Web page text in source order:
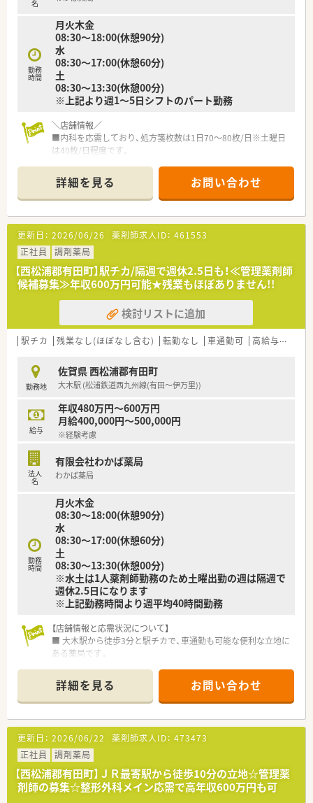
名
勤務
時間
月火木金
08:30～18:00(休憩90分)
水
08:30～17:00(休憩60分)
土
08:30～13:30(休憩00分)
※上記より週1～5日シフトのパート勤務
＼店舗情報／
■内科を応需しており、処方箋枚数は1日70～80枚/日※土曜日
は40枚/日程度です。
■30～40代の方が多く、和気あいあいとした仲の良い雰囲気で
す。
■残業はほぼ無いため、メリハリをつけて就業できます。
■お休みについては週1日～5日以内のなかで相談可能な貴重な
求人です。
■勤続年数30年以上の方もおり、定着率バツグンの店舗です。
＼こんな会社です／
■グループで長崎市内に2店舗と佐賀県に1店舗を展開されてい
ます。
■今後も店舗展開を予定されています。
■地域の方から永く愛されており、代々通われている患者様も多
くいらっしゃいます。
詳細を見る お問い合わせ
更新日： 2026/06/26 薬剤師求人ID： 461553
正社員
調剤薬局
【西松浦郡有田町】駅チカ/隔週で週休2.5日も！≪管理薬剤師
候補募集≫年収600万円可能★残業もほぼありません!!
検討リストに追加
駅チカ 残業なし(ほぼなし含む) 転勤なし 車通勤可 高給与(600万円以上)
勤務地
佐賀県 西松浦郡有田町
大木駅 (松浦鉄道西九州線(有田～伊万里))
給与
年収480万円～600万円
月給400,000円～500,000円
※経験考慮
法人
名
有限会社わかば薬局
わかば薬局
勤務
時間
月火木金
08:30～18:00(休憩90分)
水
08:30～17:00(休憩60分)
土
08:30～13:30(休憩00分)
※水土は1人薬剤師勤務のため土曜出勤の週は隔週で
週休2.5日になります
※上記勤務時間より週平均40時間勤務
【店舗情報と応需状況について】
■ 大木駅から徒歩3分と駅チカで、車通勤も可能な便利な立地に
ある薬局です。
しています。
■ 薬剤師2名（正社員）とパート1名、事務員4名体制で業務にあた
っています。
【募集背景と求める人物像について】
■ 今回はプライベート理由の退職予定者に伴う増員募集のた
め、新たな仲間を求めています。
■ 地域医療に貢献し、患者様へ親身に寄り添う姿勢のある方を
歓迎しています。
■ 薬剤師としての自主性を持ち、積極的に業務に取り組める方
詳細を見る お問い合わせ
更新日： 2026/06/22 薬剤師求人ID： 473473
正社員
調剤薬局
【西松浦郡有田町】ＪＲ最寄駅から徒歩10分の立地☆管理薬
剤師の募集☆整形外科メイン応需で高年収600万円も可